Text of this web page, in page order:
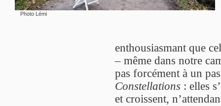
Photo Lémi
enthousiasmant que
– même dans notre
pas forcément à un
Constellations : elles
et croissent,